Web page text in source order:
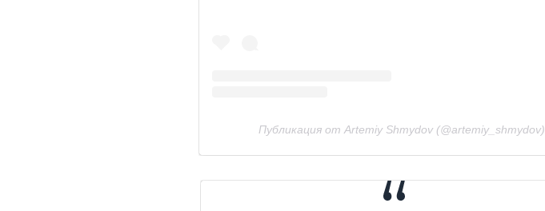
Публикация от Аrtemiy Shmydov (@artemiy_shmydov)